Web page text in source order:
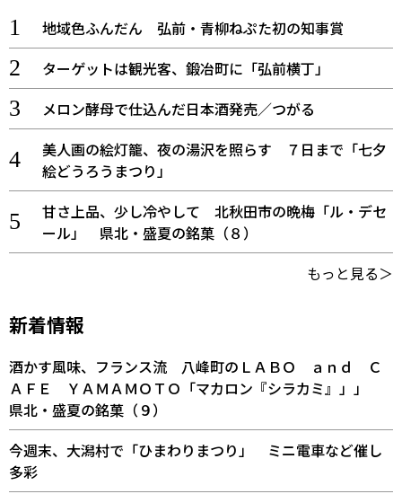
地域色ふんだん 弘前・青柳ねぷた初の知事賞
ターゲットは観光客、鍛冶町に「弘前横丁」
メロン酵母で仕込んだ日本酒発売／つがる
美人画の絵灯籠、夜の湯沢を照らす ７日まで「七夕
絵どうろうまつり」
甘さ上品、少し冷やして 北秋田市の晩梅「ル・デセ
ール」 県北・盛夏の銘菓（８）
もっと見る＞
新着情報
酒かす風味、フランス流 八峰町のＬＡＢＯ ａｎｄ Ｃ
ＡＦＥ ＹＡＭＡＭＯＴＯ「マカロン『シラカミ』」」
県北・盛夏の銘菓（９）
今週末、大潟村で「ひまわりまつり」 ミニ電車など催し
多彩